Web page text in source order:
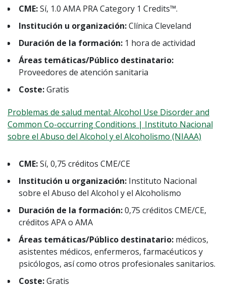
CME:Sí, 1.0 AMA PRA Category 1 Credits™.
Institución u organización:Clínica Cleveland
Duración de la formación: 1 hora de actividad
Áreas temáticas/Público destinatario:
Proveedores de atención sanitaria
Coste:Gratis
Problemas de salud mental: Alcohol Use Disorder and
Common Co-occurring Conditions | Instituto Nacional
sobre el Abuso del Alcohol y el Alcoholismo (NIAAA)
CME:Sí, 0,75 créditos CME/CE
Institución u organización: Instituto Nacional
sobre el Abuso del Alcohol y el Alcoholismo
Duración de la formación:0,75 créditos CME/CE,
créditos APA o AMA
Áreas temáticas/Público destinatario: médicos,
asistentes médicos, enfermeros, farmacéuticos y
psicólogos, así como otros profesionales sanitarios.
Coste:Gratis